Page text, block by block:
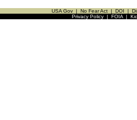
USA Gov | No Fear Act | DOI |
Privacy Policy| FOIA|